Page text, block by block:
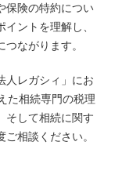
保険の特約につい
ントを理解し、
ながります。
人レガシィ」にお
た相続専門の税理
そして相続に関す
相談ください。